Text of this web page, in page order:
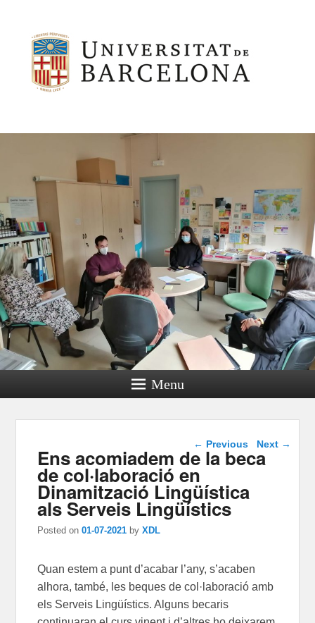
Menu
Post navigation
← Previous Next →
Ens acomiadem de la beca
de col·laboració en
Dinamització Lingüística
als Serveis Lingüístics
Posted on01-07-2021 byXDL
Quan estem a punt d’acabar l’any, s’acaben
alhora, també, les beques de col·laboració amb
els Serveis Lingüístics. Alguns becaris